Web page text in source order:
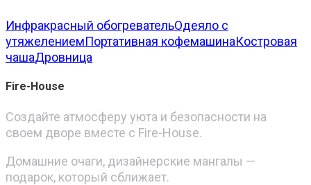
Инфракрасный обогревательОдеяло с
утяжелениемПортативная кофемашинаКостровая
чашаДровница
Fire-House
Создайте атмосферу уюта и безопасности на
своем дворе вместе с Fire-House.
Домашние очаги, дизайнерские мангалы —
подарок, который сближает.